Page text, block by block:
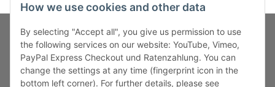
Fuss-Zahlung-Versand-Kontakt
How we use cookies and other data
By selecting "Accept all", you give us permission to use
the following services on our website: YouTube, Vimeo,
PayPal Express Checkout und Ratenzahlung. You can
change the settings at any time (fingerprint icon in the
bottom left corner). For further details, please see